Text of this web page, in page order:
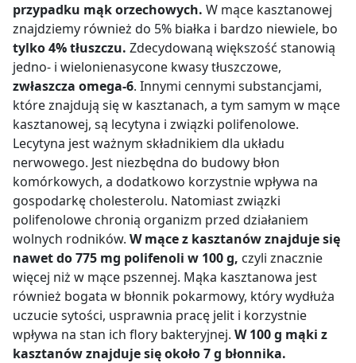
przypadku mąk orzechowych. W mące kasztanowej
znajdziemy również do 5% białka i bardzo niewiele, bo
tylko 4% tłuszczu. Zdecydowaną większość stanowią
jedno- i wielonienasycone kwasy tłuszczowe,
zwłaszcza omega-6. Innymi cennymi substancjami,
które znajdują się w kasztanach, a tym samym w mące
kasztanowej, są lecytyna i związki polifenolowe.
Lecytyna jest ważnym składnikiem dla układu
nerwowego. Jest niezbędna do budowy błon
komórkowych, a dodatkowo korzystnie wpływa na
gospodarkę cholesterolu. Natomiast związki
polifenolowe chronią organizm przed działaniem
wolnych rodników. W mące z kasztanów znajduje się
nawet do 775 mg polifenoli w 100 g, czyli znacznie
więcej niż w mące pszennej. Mąka kasztanowa jest
również bogata w błonnik pokarmowy, który wydłuża
uczucie sytości, usprawnia pracę jelit i korzystnie
wpływa na stan ich flory bakteryjnej. W 100 g mąki z
kasztanów znajduje się około 7 g błonnika.